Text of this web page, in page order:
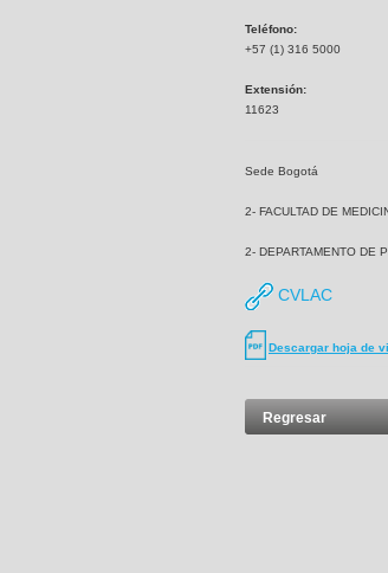
Teléfono:
+57 (1) 316 5000
Extensión:
11623
Sede Bogotá
2- FACULTAD DE
2- DEPARTAMENTO DE
CVLAC
Descargar hoja de
Regresar